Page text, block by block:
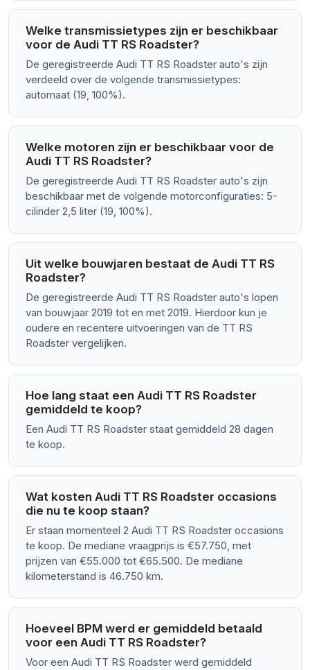
Welke transmissietypes zijn er beschikbaar
voor de Audi TT RS Roadster?
De geregistreerde Audi TT RS Roadster auto's zijn
verdeeld over de volgende transmissietypes:
automaat (19, 100%).
Welke motoren zijn er beschikbaar voor de
Audi TT RS Roadster?
De geregistreerde Audi TT RS Roadster auto's zijn
beschikbaar met de volgende motorconfiguraties: 5-
cilinder 2,5 liter (19, 100%).
Uit welke bouwjaren bestaat de Audi TT RS
Roadster?
De geregistreerde Audi TT RS Roadster auto's lopen
van bouwjaar 2019 tot en met 2019. Hierdoor kun je
oudere en recentere uitvoeringen van de TT RS
Roadster vergelijken.
Hoe lang staat een Audi TT RS Roadster
gemiddeld te koop?
Een Audi TT RS Roadster staat gemiddeld 28 dagen
te koop.
Wat kosten Audi TT RS Roadster occasions
die nu te koop staan?
Er staan momenteel 2 Audi TT RS Roadster occasions
te koop. De mediane vraagprijs is €57.750, met
prijzen van €55.000 tot €65.500. De mediane
kilometerstand is 46.750 km.
Hoeveel BPM werd er gemiddeld betaald
voor een Audi TT RS Roadster?
Voor een Audi TT RS Roadster werd gemiddeld